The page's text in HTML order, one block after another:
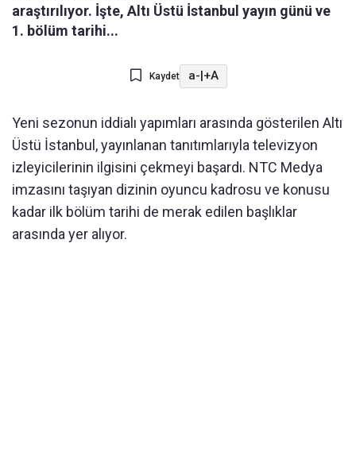
araştırılıyor. İşte, Altı Üstü İstanbul yayın günü ve
1. bölüm tarihi...
Kaydet a-|+A
Yeni sezonun iddialı yapımları arasında gösterilen Altı
Üstü İstanbul, yayınlanan tanıtımlarıyla televizyon
izleyicilerinin ilgisini çekmeyi başardı. NTC Medya
imzasını taşıyan dizinin oyuncu kadrosu ve konusu
kadar ilk bölüm tarihi de merak edilen başlıklar
arasında yer alıyor.